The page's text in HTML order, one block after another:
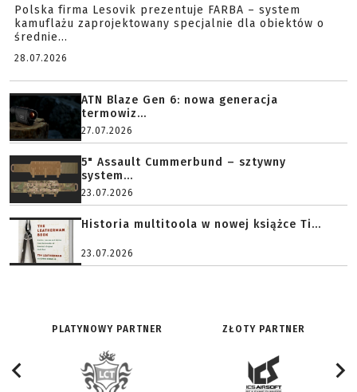
Polska firma Lesovik prezentuje FARBA – system
kamuflażu zaprojektowany specjalnie dla obiektów o
średnie...
28.07.2026
ATN Blaze Gen 6: nowa generacja
termowiz...
27.07.2026
5" Assault Cummerbund – sztywny
system...
23.07.2026
Historia multitoola w nowej książce Ti...
23.07.2026
PLATYNOWY PARTNER ZŁOTY PARTNER